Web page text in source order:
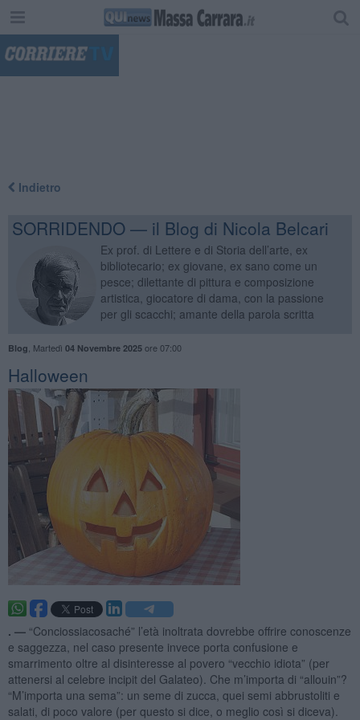
Indietro
SORRIDENDO — il Blog di Nicola Belcari
Ex prof. di Lettere e di Storia dell’arte, ex
bibliotecario; ex giovane, ex sano come un
pesce; dilettante di pittura e composizione
artistica, giocatore di dama, con la passione
per gli scacchi; amante della parola scritta
Blog Martedì 04 Novembre 2025ore 07:00
Halloween
. — “Conciossiacosaché” l’età inoltrata dovrebbe offrire conoscenze
e saggezza, nel caso presente invece porta confusione e
smarrimento oltre al disinteresse al povero “vecchio idiota” (per
attenersi al celebre incipit del Galateo). Che m’importa di “allouin”?
“M’importa una sema”: un seme di zucca, quei semi abbrustoliti e
salati, di poco valore (per questo si dice, o meglio così si diceva).